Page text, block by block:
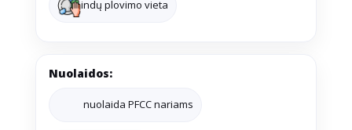
indų plovimo vieta
Nuolaidos:
nuolaida PFCC nariams